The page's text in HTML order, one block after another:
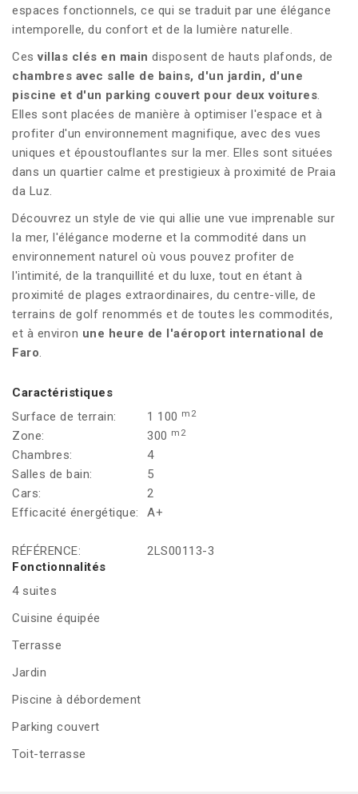
espaces fonctionnels, ce qui se traduit par une élégance
intemporelle, du confort et de la lumière naturelle.
Cesvillas clés en main disposent de hauts plafonds, de
chambres avec salle de bains, d'un jardin, d'une
piscine et d'un parking couvert pour deux voitures.
Elles sont placées de manière à optimiser l'espace et à
profiter d'un environnement magnifique, avec des vues
uniques et époustouflantes sur la mer. Elles sont situées
dans un quartier calme et prestigieux à proximité de Praia
da Luz.
Découvrez un style de vie qui allie une vue imprenable sur
la mer, l'élégance moderne et la commodité dans un
environnement naturel où vous pouvez profiter de
l'intimité, de la tranquillité et du luxe, tout en étant à
proximité de plages extraordinaires, du centre-ville, de
terrains de golf renommés et de toutes les commodités,
et à environ une heure de l'aéroport international de
Faro.
Caractéristiques
Surface de terrain:
1 100 m2
Zone: 300 m2
Chambres:
4
Salles de bain:
5
Cars:
2
Efficacité énergétique:
A+
RÉFÉRENCE:
2LS00113-3
Fonctionnalités
4 suites
Cuisine équipée
Terrasse
Jardin
Piscine à débordement
Parking couvert
Toit-terrasse